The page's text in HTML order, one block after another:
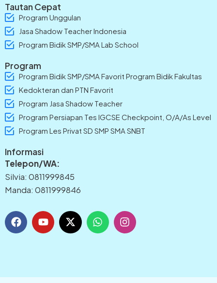
Tautan Cepat
Program Unggulan
Jasa Shadow Teacher Indonesia
Program Bidik SMP/SMA Lab School
Program
Program Bidik SMP/SMA Favorit Program Bidik Fakultas
Kedokteran dan PTN Favorit
Program Jasa Shadow Teacher
Program Persiapan Tes IGCSE Checkpoint, O/A/As Level
Program Les Privat SD SMP SMA SNBT
Informasi
Telepon/WA:
Silvia: 0811999845
Manda: 0811999846
F
a
c
o
Y
o
u
e
X
-
t
t
W
h
a
p
I
n
s
r